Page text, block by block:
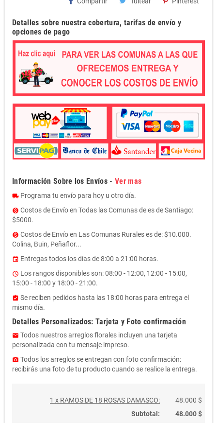
Detalles sobre nuestra cobertura, tarifas de envío y
opciones de pago
Información Sobre los Envíos -Ver mas
local_shipping Programa tu envío para hoy u otro día.
monetization_on Costos de Envío en Todas las Comunas de es de Santiago:
$5000.
monetization_on Costos de Envío en Las Comunas Rurales es de: $10.000.
Colina, Buin, Peñaflor...
event Entregas todos los días de 8:00 a 21:00 horas.
access_time Los rangos disponibles son: 08:00 - 12:00, 12:00 - 15:00,
15:00 - 18:00 y 18:00 - 21:00.
assignment_turned_in Se reciben pedidos hasta las 18:00 horas para entrega el
mismo día.
Detalles Personalizados: Tarjeta y Foto confirmación
email Todos nuestros arreglos florales incluyen una tarjeta
personalizada con tu mensaje impreso.
photo_camera Todos los arreglos se entregan con foto confirmación:
recibirás una foto de tu producto cuando se realice la entrega.
1 x RAMOS DE 18 ROSAS DAMASCO:
48.000 $
Subtotal:
48.000 $